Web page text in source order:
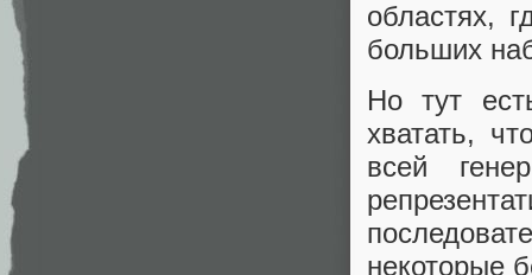
областях,
больших
Но тут
хватать,
всей
некоторые